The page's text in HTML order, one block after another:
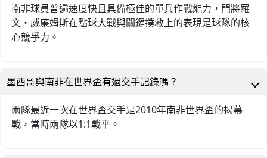
南非球員普遍速度快且具備極佳的單兵作戰能力，門將羅
文・威廉姆斯在點球大戰與關鍵撲救上的表現是球隊的核
心競爭力。
墨西哥與南非在世界盃有過交手記錄嗎？
兩隊最近一次在世界盃交手是2010年南非世界盃的揭幕
戰，當時兩隊以1:1戰平。